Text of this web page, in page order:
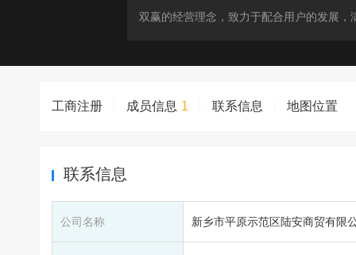
双赢的经营理念，致力于配合用户的发展，
工商注册 成员信息 1 联系信息 地图位置
联系信息
公司名称 新乡市平原示范区陆安商贸有限